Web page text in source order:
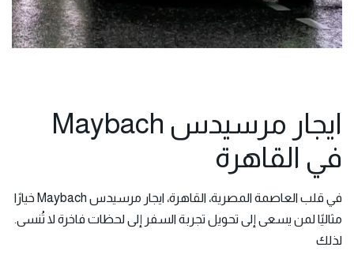
ايجار مرسيدس Maybach
في القاهرة
في قلب العاصمة المصرية، القاهرة، ايجار مرسيدس
Maybach خيارًا
مثاليًا لمن يسعى إلى تحويل تجربة السفر إلى لحظات فاخرة لا تُنسى.
لذلك